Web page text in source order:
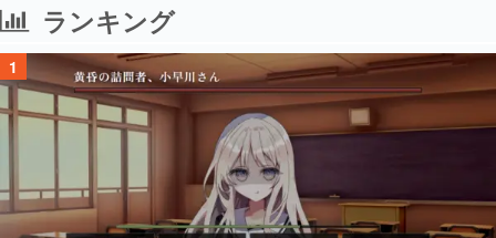
ランキング
1